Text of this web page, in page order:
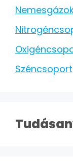
Széncsoport